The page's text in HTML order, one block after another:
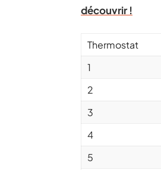
découvrir !
Thermostat
1
2
3
4
5